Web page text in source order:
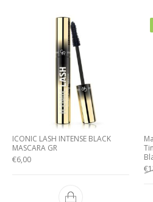
ICONIC LASH INTENSE BLACK
MASCARA GR
€6,00
€